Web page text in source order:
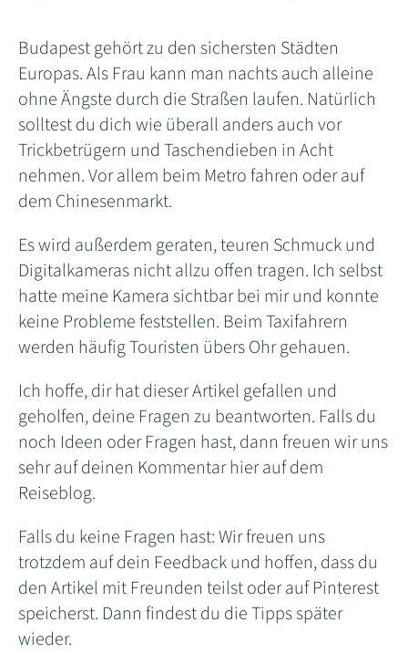
Budapest gehört zu den sichersten Städten
Europas. Als Frau kann man nachts auch alleine
ohne Ängste durch die Straßen laufen. Natürlich
solltest du dich wie überall anders auch vor
Trickbetrügern und Taschendieben in Acht
nehmen. Vor allem beim Metro fahren oder auf
dem Chinesenmarkt.
Es wird außerdem geraten, teuren Schmuck und
Digitalkameras nicht allzu offen tragen. Ich selbst
hatte meine Kamera sichtbar bei mir und konnte
keine Probleme feststellen. Beim Taxifahrern
werden häufig Touristen übers Ohr gehauen.
Ich hoffe, dir hat dieser Artikel gefallen und
geholfen, deine Fragen zu beantworten. Falls du
noch Ideen oder Fragen hast, dann freuen wir uns
sehr auf deinen Kommentar hier auf dem
Reiseblog.
Falls du keine Fragen hast: Wir freuen uns
trotzdem auf dein Feedback und hoffen, dass du
den Artikel mit Freunden teilst oder auf Pinterest
speicherst. Dann findest du die Tipps später
wieder.